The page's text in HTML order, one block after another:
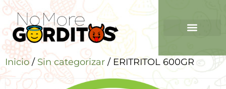
Inicio/ Sin categorizar / ERITRITOL 600GR